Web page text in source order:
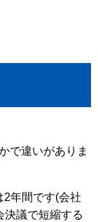
で違いがありま
2年間です(会社
決議で短縮する